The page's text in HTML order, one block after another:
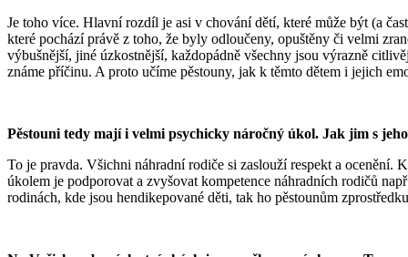
Je toho více. Hlavní rozdíl je asi v chování dětí, které může být (a
které pochází právě z toho, že byly odloučeny, opuštěny či velmi
výbušnější, jiné úzkostnější, každopádně všechny jsou výrazně
známe příčinu. A proto učíme pěstouny, jak k těmto dětem i jejich
Pěstouni tedy mají i velmi psychicky náročný úkol. Jak jim s
To je pravda. Všichni náhradní rodiče si zaslouží respekt a ocenění.
úkolem je podporovat a zvyšovat kompetence náhradních rodičů
rodinách, kde jsou hendikepované děti, tak ho pěstounům